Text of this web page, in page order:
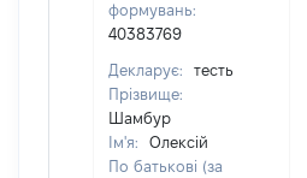
формувань:
40383769
Декларує:
тесть
Прізвище:
Шамбур
Ім'я:
Олексій
По батькові (за